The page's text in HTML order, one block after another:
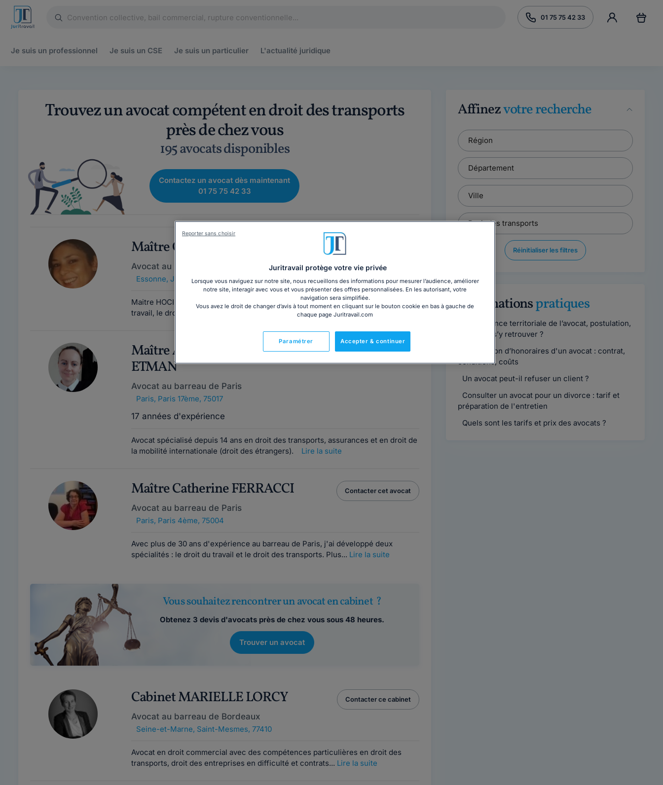
01 75 75 42 33
Je suis un professionnel Je suis un CSE Je suis un particulier L'actualité juridique
Trouvez un avocat compétent en droit des transports
près de chez vous
195 avocats disponibles
Contactez un avocat dès maintenant
01 75 75 42 33
Maître GIHAN HOCINI-DIDIER
Avocat au barreau de l'Essonne
Essonne, Juvisy-sur-Orge, 91260
Maitre HOCINI-DIDIER, a pour activités dominantes le droit commercial, le droit du
travail, le droit des transports et le droit de la famille....Lire la suite
Maître Anastasia TOPORKOVA-
ETMAN
Avocat au barreau de Paris
Paris, Paris 17ème, 75017
17 années d'expérience
Contacter cet avocat
Avocat spécialisé depuis 14 ans en droit des transports, assurances et en droit de
la mobilité internationale (droit des étrangers). Lire la suite
Maître Catherine FERRACCI
Avocat au barreau de Paris
Paris, Paris 4ème, 75004
Contacter cet avocat
Avec plus de 30 ans d'expérience au barreau de Paris, j'ai développé deux
spécialités : le droit du travail et le droit des transports. Plus... Lire la suite
Vous souhaitez rencontrer un avocat en cabinet ?
Obtenez 3 devis d'avocats près de chez vous sous 48 heures.
Trouver un avocat
Cabinet MARIELLE LORCY
Avocat au barreau de Bordeaux
Seine-et-Marne, Saint-Mesmes, 77410
Contacter ce cabinet
Avocat en droit commercial avec des compétences particulières en droit des
transports, droit des entreprises en difficulté et contrats... Lire la suite
Affinezvotre recherche
Réinitialiser les filtres
Informationspratiques
Compétence territoriale de l’avocat, postulation,
comment s’y retrouver ?
Convention d’honoraires d'un avocat : contrat,
conditions, coûts
Un avocat peut-il refuser un client ?
Consulter un avocat pour un divorce : tarif et
préparation de l'entretien
Quels sont les tarifs et prix des avocats ?
Juritravail protège votre vie privée
Lorsque vous naviguez sur notre site, nous recueillons des informations pour mesurer l’audience, améliorer
notre site, interagir avec vous et vous présenter des offres personnalisées. En les autorisant, votre
navigation sera simplifiée.
Vous avez le droit de changer d’avis à tout moment en cliquant sur le bouton cookie en bas à gauche de
chaque page Juritravail.com
Accepter & continuer
Paramétrer
Reporter sans choisir